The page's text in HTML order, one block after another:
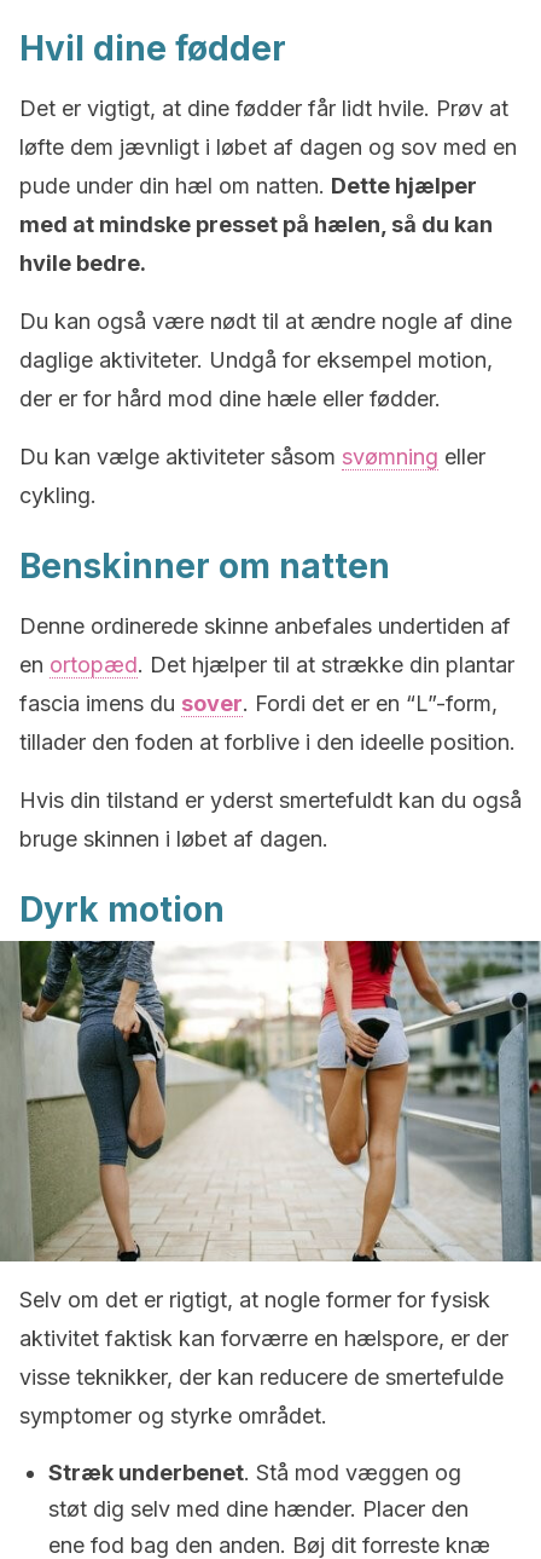
Hvil dine fødder
Det er vigtigt, at dine fødder får lidt hvile. Prøv at
løfte dem jævnligt i løbet af dagen og sov med en
pude under din hæl om natten. Dette hjælper
med at mindske presset på hælen, så du kan
hvile bedre.
Du kan også være nødt til at ændre nogle af dine
daglige aktiviteter. Undgå for eksempel motion,
der er for hård mod dine hæle eller fødder.
Du kan vælge aktiviteter såsom svømning eller
cykling.
Benskinner om natten
Denne ordinerede skinne anbefales undertiden af
en ortopæd. Det hjælper til at strække din plantar
fascia imens du sover. Fordi det er en “L”-form,
tillader den foden at forblive i den ideelle position.
Hvis din tilstand er yderst smertefuldt kan du også
bruge skinnen i løbet af dagen.
Dyrk motion
Selv om det er rigtigt, at nogle former for fysisk
aktivitet faktisk kan forværre en hælspore, er der
visse teknikker, der kan reducere de smertefulde
symptomer og styrke området.
Stræk underbenet. Stå mod væggen og
støt dig selv med dine hænder. Placer den
ene fod bag den anden. Bøj dit forreste knæ